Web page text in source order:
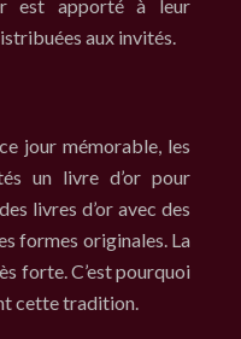
est apporté à leur
aux invités.
jour mémorable, les
un livre d’or pour
livres d’or avec des
formes originales. La
forte. C’est pourquoi
cette tradition.